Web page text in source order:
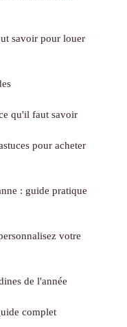
savoir pour louer
qu'il faut savoir
pour acheter
: guide pratique
votre
de l'année
complet